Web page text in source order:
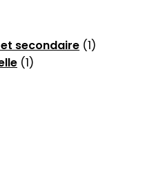
secondaire (1)
(1)